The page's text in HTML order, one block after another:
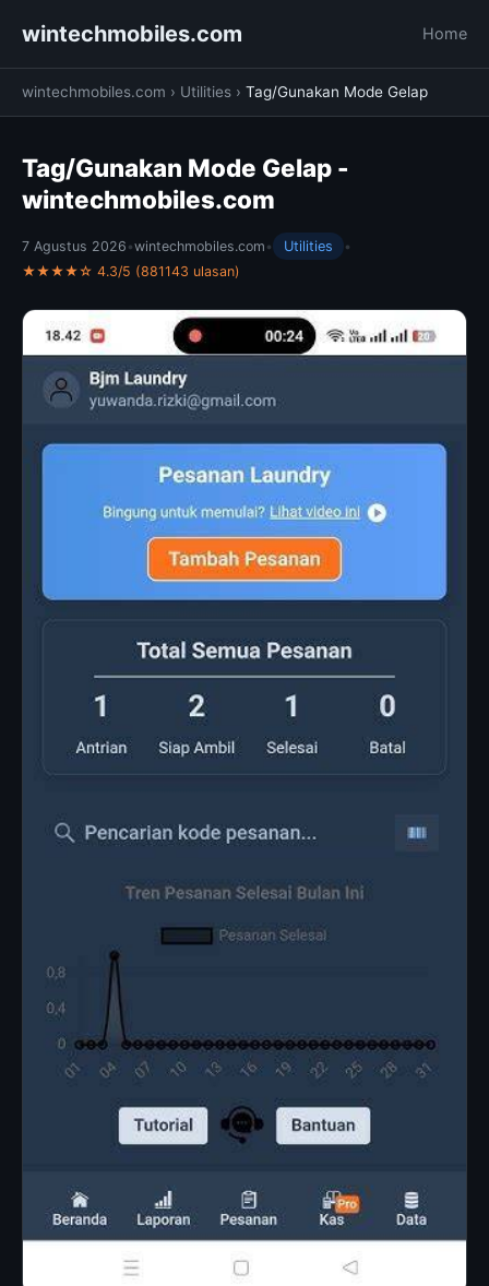
wintechmobiles.com Home
wintechmobiles.com › Utilities › Tag/Gunakan Mode Gelap
Tag/Gunakan Mode Gelap -
wintechmobiles.com
7 Agustus 2026 •wintechmobiles.com • Utilities
•
★★★★☆ 4.3/5 (881143 ulasan)